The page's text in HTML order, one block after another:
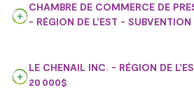
CHAMBRE DE COMMERCE DE
- RÉGION DE L’EST -
LE CHENAIL INC. - RÉGION DE
20 000$